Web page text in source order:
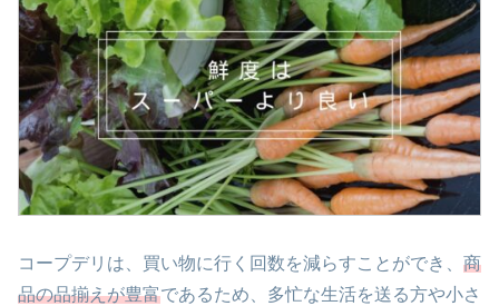
コープデリは、買い物に行く回数を減らすことができ、 商
品の品揃えが豊富であるため、多忙な生活を送る方や小さ